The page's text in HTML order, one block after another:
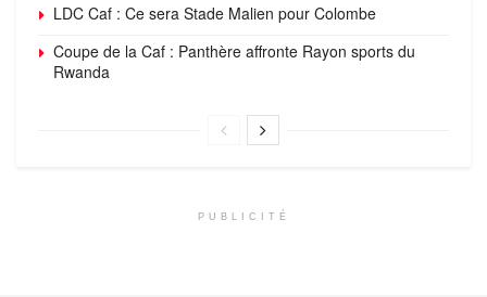
LDC Caf : Ce sera Stade Malien pour Colombe
Coupe de la Caf : Panthère affronte Rayon sports du
Rwanda
PUBLICITÉ